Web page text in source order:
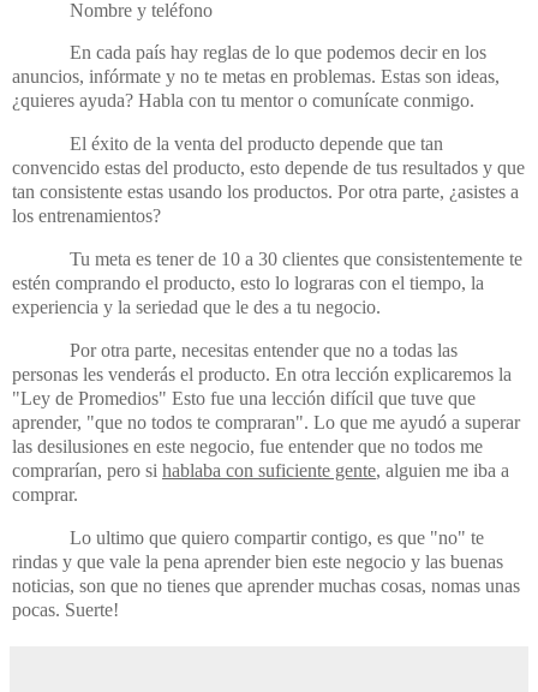
Nombre y teléfono
En cada país hay reglas de lo que podemos decir en los
anuncios, infórmate y no te metas en problemas. Estas son ideas,
¿quieres ayuda? Habla con tu mentor o comunícate conmigo.
El éxito de la venta del producto depende que tan
convencido estas del producto, esto depende de tus resultados y que
tan consistente estas usando los productos. Por otra parte, ¿asistes a
los entrenamientos?
Tu meta es tener de 10 a 30 clientes que consistentemente te
estén comprando el producto, esto lo lograras con el tiempo, la
experiencia y la seriedad que le des a tu negocio.
Por otra parte, necesitas entender que no a todas las
personas les venderás el producto. En otra lección explicaremos la
"Ley de Promedios" Esto fue una lección difícil que tuve que
aprender, "que no todos te compraran". Lo que me ayudó a superar
las desilusiones en este negocio, fue entender que no todos me
comprarían, pero si hablaba con suficiente gente, alguien me iba a
comprar.
Lo ultimo que quiero compartir contigo, es que "no" te
rindas y que vale la pena aprender bien este negocio y las buenas
noticias, son que no tienes que aprender muchas cosas, nomas unas
pocas. Suerte!